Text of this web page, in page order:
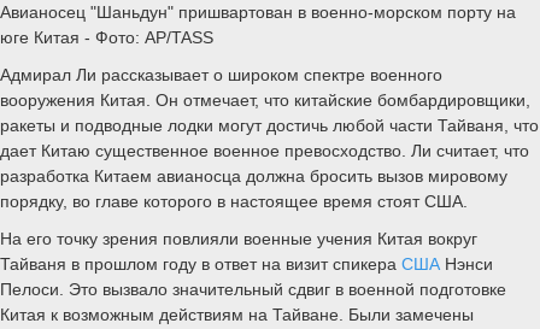
Авианосец "Шаньдун" пришвартован в военно-морском порту на
юге Китая - Фото: AP/TASS
Адмирал Ли рассказывает о широком спектре военного
вооружения Китая. Он отмечает, что китайские бомбардировщики,
ракеты и подводные лодки могут достичь любой части Тайваня, что
дает Китаю существенное военное превосходство. Ли считает, что
разработка Китаем авианосца должна бросить вызов мировому
порядку, во главе которого в настоящее время стоят США.
На его точку зрения повлияли военные учения Китая вокруг
Тайваня в прошлом году в ответ на визит спикера США Нэнси
Пелоси. Это вызвало значительный сдвиг в военной подготовке
Китая к возможным действиям на Тайване. Были замечены